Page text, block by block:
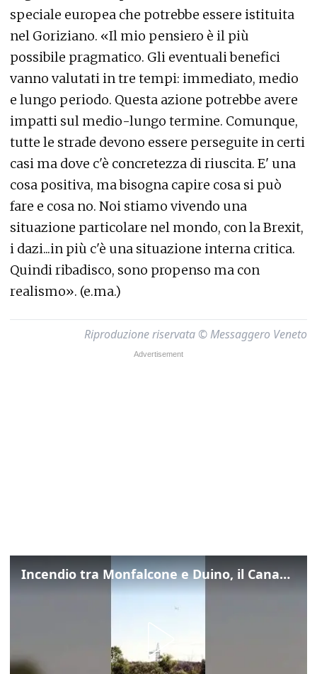
speciale europea che potrebbe essere istituita
nel Goriziano. «Il mio pensiero è il più
possibile pragmatico. Gli eventuali benefici
vanno valutati in tre tempi: immediato, medio
e lungo periodo. Questa azione potrebbe avere
impatti sul medio-lungo termine. Comunque,
tutte le strade devono essere perseguite in certi
casi ma dove c'è concretezza di riuscita. E' una
cosa positiva, ma bisogna capire cosa si può
fare e cosa no. Noi stiamo vivendo una
situazione particolare nel mondo, con la Brexit,
i dazi...in più c'è una situazione interna critica.
Quindi ribadisco, sono propenso ma con
realismo». (e.ma.)
Riproduzione riservata © Messaggero Veneto
Incendio tra Monfalcone e Duino, il Canadair in azione per fermare le fiamme sul fronte dell’A4